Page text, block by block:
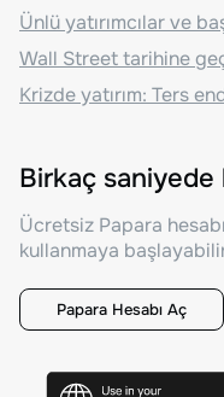
Ünlü yatırımcılar ve
Wall Street tarihine
Krizde yatırım: Ters
Birkaç saniyede
Ücretsiz Papara
kullanmaya
Papara Hesabı Aç